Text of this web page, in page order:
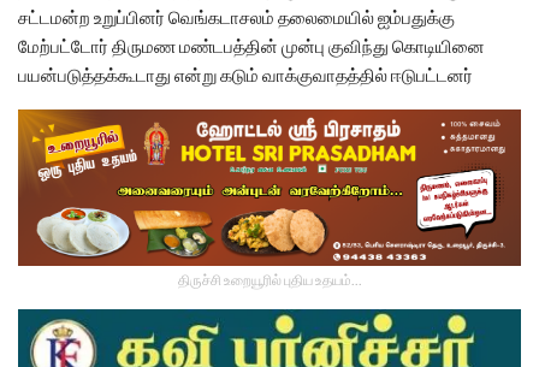
சட்டமன்ற உறுப்பினர் வெங்கடாசலம் தலைமையில் ஐம்பதுக்கு
மேற்பட்டோர் திருமண மண்டபத்தின் முன்பு குவிந்து கொடியினை
பயன்படுத்தக்கூடாது என்று கடும் வாக்குவாதத்தில் ஈடுபட்டனர்
திருச்சி உறையூரில் புதிய உதயம்...